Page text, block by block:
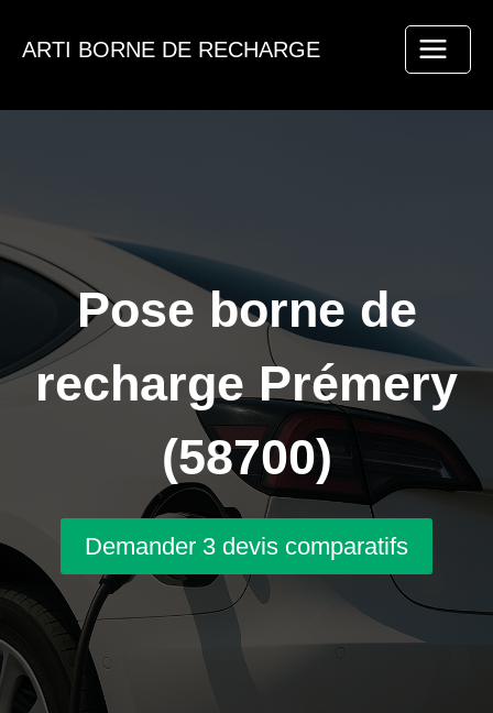
ARTI BORNE DE RECHARGE
Pose borne de
recharge Prémery
(58700)
Demander 3 devis comparatifs